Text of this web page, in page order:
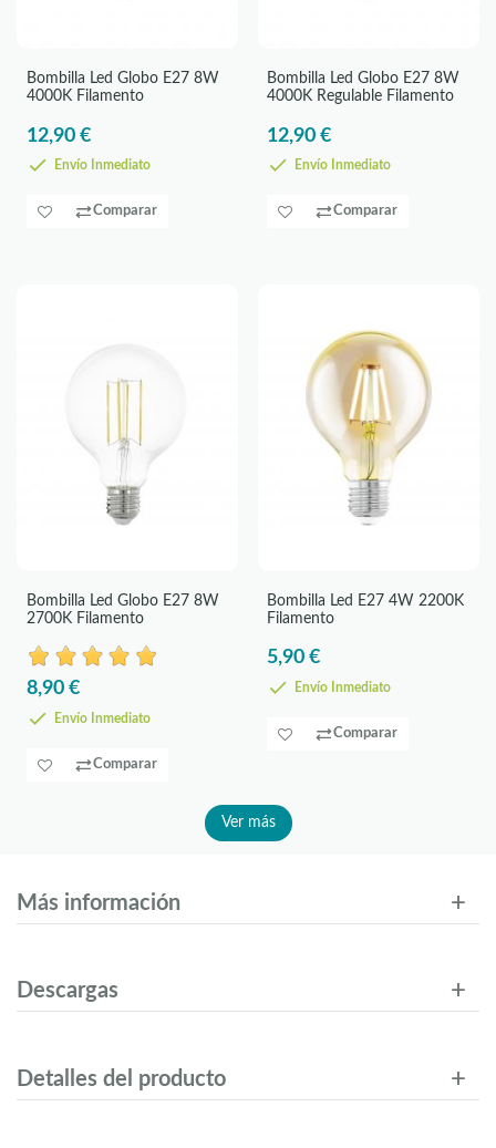
Bombilla Led Globo E27 8W
4000K Filamento
12,90 €
Envío Inmediato
Comparar
Bombilla Led Globo E27 8W
4000K Regulable Filamento
12,90 €
Envío Inmediato
Comparar
Bombilla Led Globo E27 8W
2700K Filamento
8,90 €
Envío Inmediato
Comparar
Bombilla Led E27 4W 2200K
Filamento
5,90 €
Envío Inmediato
Comparar
Ver más
Más información
Descargas
Detalles del producto